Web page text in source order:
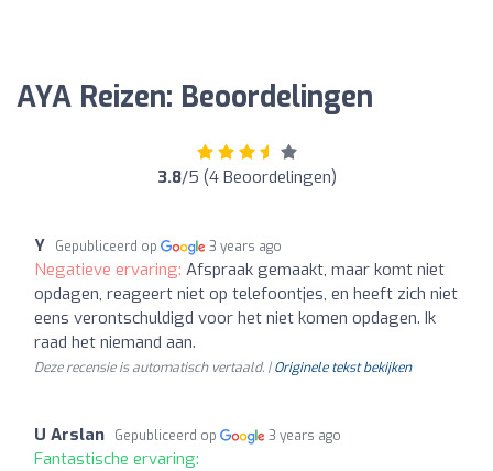
AYA Reizen: Beoordelingen
3.8/5 (4 Beoordelingen)
Y Gepubliceerd op 3 years ago
Negatieve ervaring: Afspraak gemaakt, maar komt niet
opdagen, reageert niet op telefoontjes, en heeft zich niet
eens verontschuldigd voor het niet komen opdagen. Ik
raad het niemand aan.
Deze recensie is automatisch vertaald. |Originele tekst bekijken
U Arslan Gepubliceerd op 3 years ago
Fantastische ervaring: